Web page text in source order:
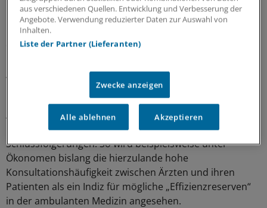
In der Konsequenz verbiete es sich, einfache
Rückschlüsse zu ziehen von der Art der Trägerschaft auf
die Leistungsfähigkeit der stationären Versorgung.
Ambulante Medizin als Bollwerk in der
Auch mit Blick auf die ambulante Versorgung warnt der
Gesundheitsökonom vor vorschnellen
Schlussfolgerungen. So wird beispielsweise unter
Ökonomen bislang die hierzulande hohe
Konsultationshäufigkeit zwischen Ärzten und ihren
Patienten als ein Indiz für mögliche „Effizienzreserven“
in der ambulanten Medizin angesehen.
aus verschiedenen Quellen. Entwicklung und Verbesserung der
Angebote. Verwendung reduzierter Daten zur Auswahl von
Inhalten.
Liste der Partner (Lieferanten)
Zwecke anzeigen
Alle ablehnen Akzeptieren